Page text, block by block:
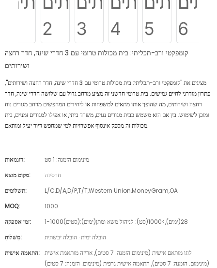
קומפקטי ורב-תכליתי: בית מכולות טרומי עם 3 חדרי שינה, חדר רחצה
ושירותים
מציגים את "קומפקטי ורב-תכליתי: בית מכולות טרומי עם 3 חדרי שינה, חדר רחצה ושירותים",
פתרון מודרני לחיים גמישים. בית טרומי חדשני זה מציע מרחב גדול עם שלושה חדרי שינה, חדר
רחצה ושירותים, מה שהופך אותו מתאים למשפחות או ליחידים המחפשים מרחב מגורים נוח
ומוכן לשימוש. בין אם הוא משמש כבית מגורים נעים, משרד ביתי, או אפילו למגורים זמניים, בית
מכולות זה מספק אינסוף אפשרויות למי שמחפש דיור יעיל ומותאם.
דוגמאות:
מינימום הזמנה: 1 סט
מקום מוצא:
חרסינה
תשלומים:
L/C,D/A,D/P,T/T,Western Union,MoneyGram,OA
MOQ:
1000
זמן אספקה:
1-1000(סטים):28(ימים),>1000(סט): לניהול משא ומתן(ימים)
מִשׁלוֹחַ:
הובלה ימית · הובלה יבשתית
התאמה אישית: לוגו מותאם אישית (מינימום הזמנה: 7 סטים), אריזה מותאמת אישית
(מינימום. הזמנה: 7 סטים), התאמה אישית גרפית (מינימום. הזמנה: 7 סטים)